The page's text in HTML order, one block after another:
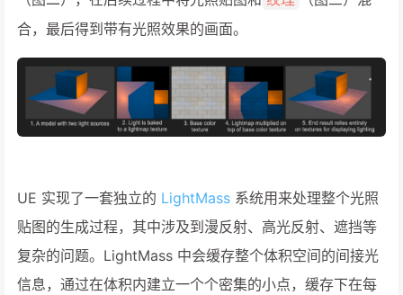
合，最后得到带有光照效果的画面。
UE 实现了一套独立的 LightMass 系统用来处理整个光照
贴图的生成过程，其中涉及到漫反射、高光反射、遮挡等
复杂的问题。LightMass 中会缓存整个体积空间的间接光
信息，通过在体积内建立一个个密集的小点，缓存下在每